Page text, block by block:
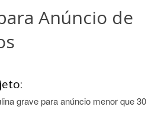
Anúncio de
grave para anúncio menor que 30